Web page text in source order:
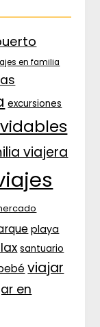
en familia
excursiones
viajera
playa
santuario
viajar
en